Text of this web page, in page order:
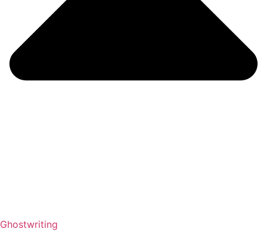
Ghostwriting